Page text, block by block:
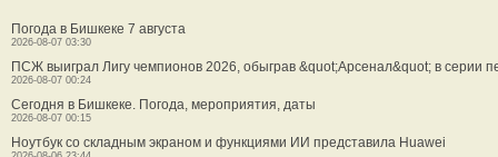
Погода в Бишкеке 7 августа
2026-08-07 03:30
ПСЖ выиграл Лигу чемпионов 2026, обыграв &quot;Арсенал&quot; в серии
2026-08-07 00:24
Сегодня в Бишкеке. Погода, мероприятия, даты
2026-08-07 00:15
Ноутбук со складным экраном и функциями ИИ представила Huawei